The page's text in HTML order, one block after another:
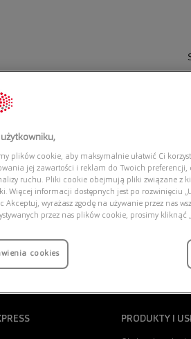
KOREKCYJNE
0RB3683 004/78
PRODUKTY I
użytkowniku,
plików cookie, aby maksymalnie ułatwić Ci
jej zawartości i reklam do Twoich
ruchu. Pliki cookie obejmują pliki związane z
Więcej informacji dostępnych jest po rozwinięciu
Akceptuj, wyrażasz zgodę na używanie przez nas
przez nas plików cookie, prosimy kliknąć
cookies